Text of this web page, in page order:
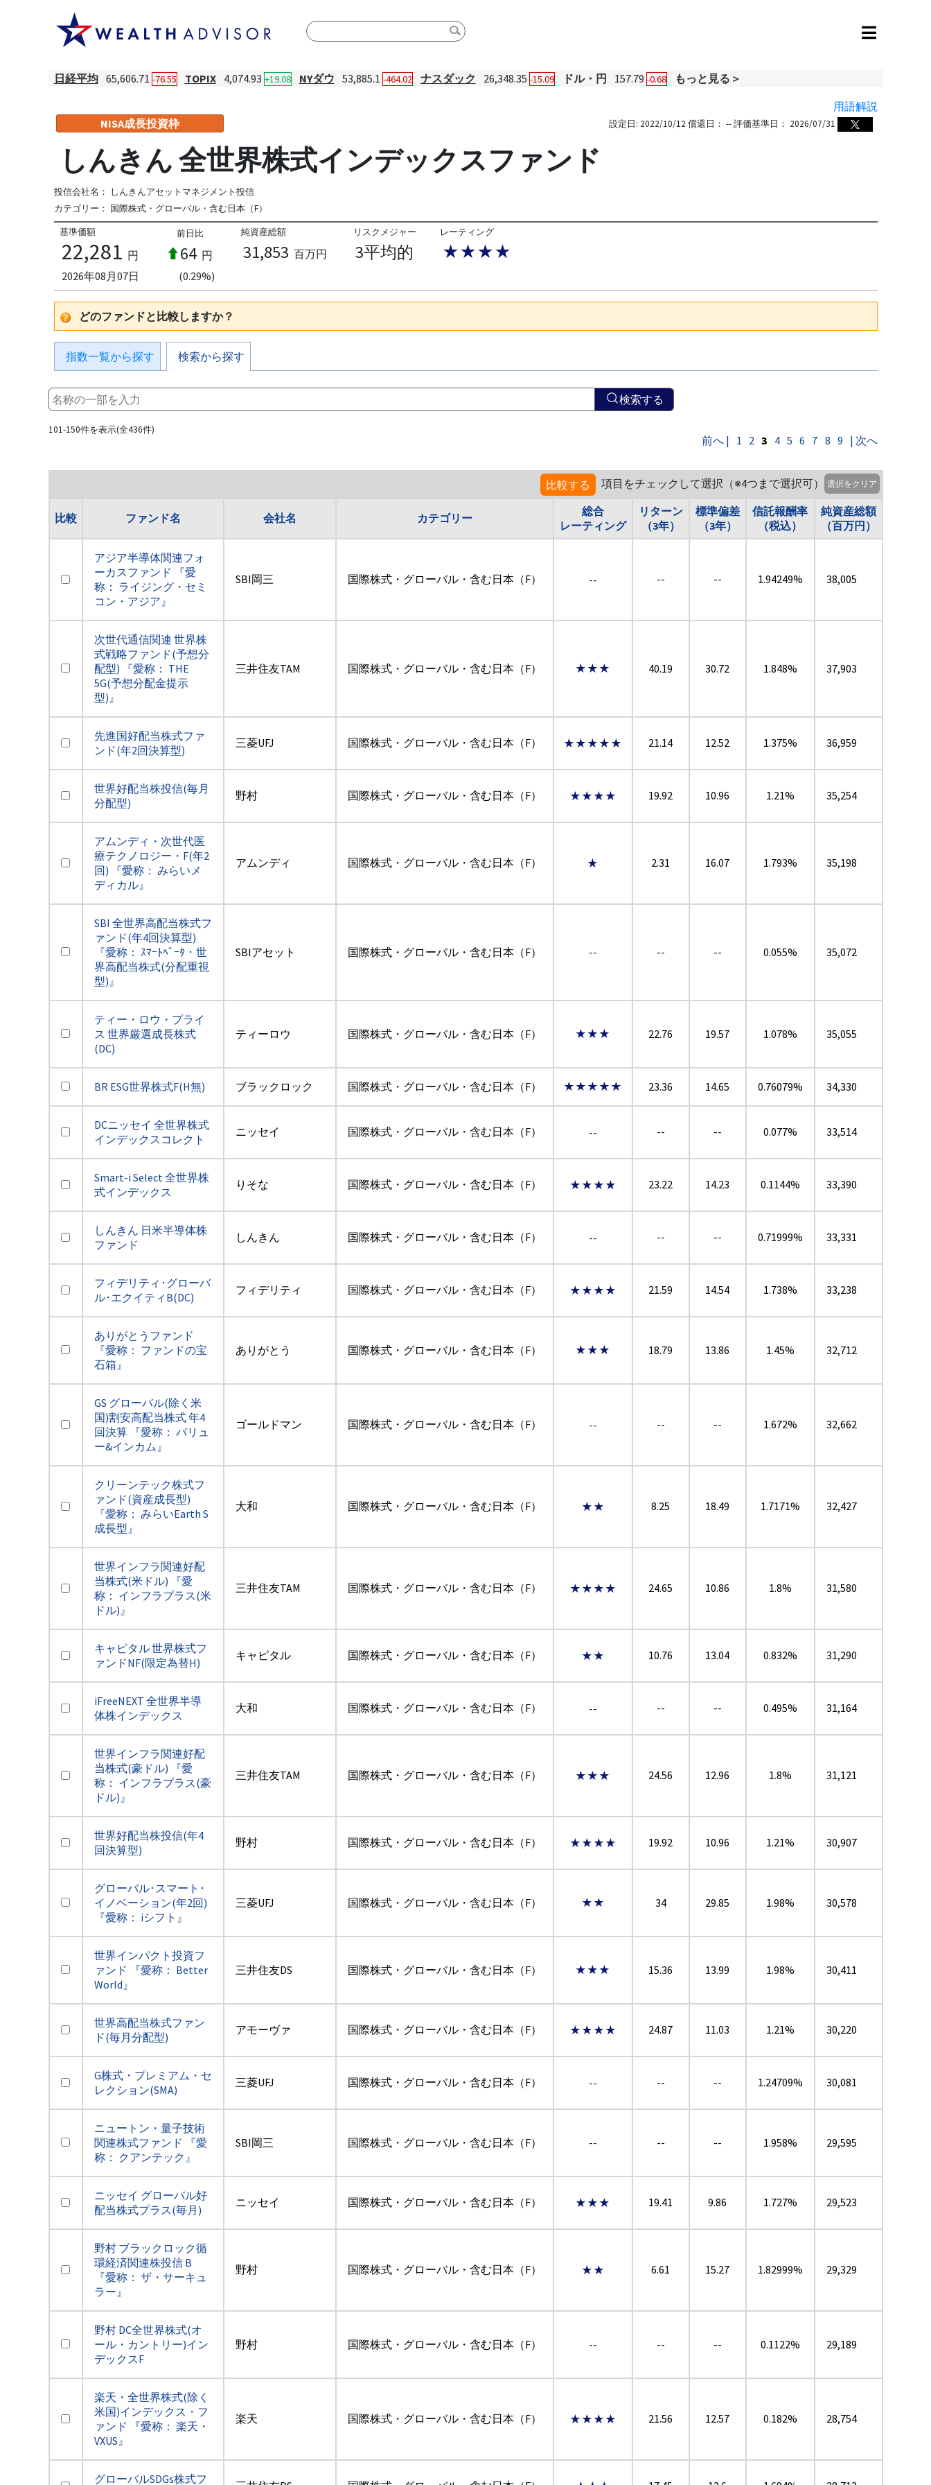
日経平均 65,606.71 -76.55 TOPIX 4,074.93 +19.08 NYダウ 53,885.1 -464.02 ナスダック 26,348.35 -15.09 ドル・円 157.79 -0.68
もっと見る＞
用語解説
NISA成長投資枠
設定日: 2022/10/12 償還日： -- 評価基準日： 2026/07/31
しんきん 全世界株式インデックスファンド
投信会社名： しんきんアセットマネジメント投信
カテゴリー： 国際株式・グローバル・含む日本（F）
基準価額
22,281 円
2026年08月07日
前日比
64 円
(0.29%)
純資産総額
31,853 百万円
リスクメジャー
3平均的
レーティング
★★★★
どのファンドと比較しますか？
指数一覧から探す 検索から探す
検索する
101-150件を表示(全436件)
前へ | 1 2 3 4 5 6 7 8 9 | 次へ
比較する 項目をチェックして選択（※4つまで選択可） 選択をクリア
比較 ファンド名 会社名 カテゴリー
総合
レーティング
リターン
（3年）
標準偏差
（3年）
信託報酬率
（税込）
純資産総額
（百万円）
アジア半導体関連フォ
ーカスファンド 『愛
称： ライジング・セミ
コン・アジア』
SBI岡三 国際株式・グローバル・含む日本（F） -- -- -- 1.94249% 38,005
次世代通信関連 世界株
式戦略ファンド(予想分
配型) 『愛称： THE
5G(予想分配金提示
型)』
三井住友TAM 国際株式・グローバル・含む日本（F） ★★★ 40.19 30.72 1.848% 37,903
先進国好配当株式ファ
ンド(年2回決算型)
三菱UFJ 国際株式・グローバル・含む日本（F） ★★★★★ 21.14 12.52 1.375% 36,959
世界好配当株投信(毎月
分配型)
野村 国際株式・グローバル・含む日本（F） ★★★★ 19.92 10.96 1.21% 35,254
アムンディ・次世代医
療テクノロジー・F(年2
回) 『愛称： みらいメ
ディカル』
アムンディ 国際株式・グローバル・含む日本（F） ★ 2.31 16.07 1.793% 35,198
SBI 全世界高配当株式フ
ァンド(年4回決算型)
『愛称： ｽﾏｰﾄﾍﾞｰﾀ・世
界高配当株式(分配重視
型)』
SBIアセット 国際株式・グローバル・含む日本（F） -- -- -- 0.055% 35,072
ティー・ロウ・プライ
ス 世界厳選成長株式
(DC)
ティーロウ 国際株式・グローバル・含む日本（F） ★★★ 22.76 19.57 1.078% 35,055
BR ESG世界株式F(H無) ブラックロック 国際株式・グローバル・含む日本（F） ★★★★★ 23.36 14.65 0.76079% 34,330
DCニッセイ 全世界株式
インデックスコレクト
ニッセイ 国際株式・グローバル・含む日本（F） -- -- -- 0.077% 33,514
Smart-i Select 全世界株
式インデックス
りそな 国際株式・グローバル・含む日本（F） ★★★★ 23.22 14.23 0.1144% 33,390
しんきん 日米半導体株
ファンド
しんきん 国際株式・グローバル・含む日本（F） -- -- -- 0.71999% 33,331
フィデリティ･グローバ
ル･エクイティB(DC)
フィデリティ 国際株式・グローバル・含む日本（F） ★★★★ 21.59 14.54 1.738% 33,238
ありがとうファンド
『愛称： ファンドの宝
石箱』
ありがとう 国際株式・グローバル・含む日本（F） ★★★ 18.79 13.86 1.45% 32,712
GS グローバル(除く米
国)割安高配当株式 年4
回決算 『愛称： バリュ
ー&インカム』
ゴールドマン 国際株式・グローバル・含む日本（F） -- -- -- 1.672% 32,662
クリーンテック株式フ
ァンド(資産成長型)
『愛称： みらいEarth S
成長型』
大和 国際株式・グローバル・含む日本（F） ★★ 8.25 18.49 1.7171% 32,427
世界インフラ関連好配
当株式(米ドル) 『愛
称： インフラプラス(米
ドル)』
三井住友TAM 国際株式・グローバル・含む日本（F） ★★★★ 24.65 10.86 1.8% 31,580
キャピタル 世界株式フ
ァンドNF(限定為替H)
キャピタル 国際株式・グローバル・含む日本（F） ★★ 10.76 13.04 0.832% 31,290
iFreeNEXT 全世界半導
体株インデックス
大和 国際株式・グローバル・含む日本（F） -- -- -- 0.495% 31,164
世界インフラ関連好配
当株式(豪ドル) 『愛
称： インフラプラス(豪
ドル)』
三井住友TAM 国際株式・グローバル・含む日本（F） ★★★ 24.56 12.96 1.8% 31,121
世界好配当株投信(年4
回決算型)
野村 国際株式・グローバル・含む日本（F） ★★★★ 19.92 10.96 1.21% 30,907
グローバル･スマート･
イノベーション(年2回)
『愛称： iシフト』
三菱UFJ 国際株式・グローバル・含む日本（F） ★★ 34 29.85 1.98% 30,578
世界インパクト投資フ
ァンド 『愛称： Better
World』
三井住友DS 国際株式・グローバル・含む日本（F） ★★★ 15.36 13.99 1.98% 30,411
世界高配当株式ファン
ド(毎月分配型)
アモーヴァ 国際株式・グローバル・含む日本（F） ★★★★ 24.87 11.03 1.21% 30,220
G株式・プレミアム・セ
レクション(SMA)
三菱UFJ 国際株式・グローバル・含む日本（F） -- -- -- 1.24709% 30,081
ニュートン・量子技術
関連株式ファンド 『愛
称： クアンテック』
SBI岡三 国際株式・グローバル・含む日本（F） -- -- -- 1.958% 29,595
ニッセイ グローバル好
配当株式プラス(毎月)
ニッセイ 国際株式・グローバル・含む日本（F） ★★★ 19.41 9.86 1.727% 29,523
野村 ブラックロック循
環経済関連株投信 B
『愛称： ザ・サーキュ
ラー』
野村 国際株式・グローバル・含む日本（F） ★★ 6.61 15.27 1.82999% 29,329
野村 DC全世界株式(オ
ール・カントリー)イン
デックスF
野村 国際株式・グローバル・含む日本（F） -- -- -- 0.1122% 29,189
楽天・全世界株式(除く
米国)インデックス・フ
ァンド 『愛称： 楽天・
VXUS』
楽天 国際株式・グローバル・含む日本（F） ★★★★ 21.56 12.57 0.182% 28,754
グローバルSDGs株式フ